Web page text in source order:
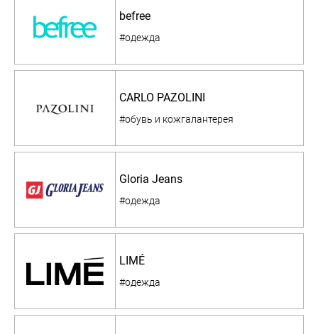
befree
#одежда
CARLO PAZOLINI
#обувь и кожгалантерея
Gloria Jeans
#одежда
LIMÉ
#одежда